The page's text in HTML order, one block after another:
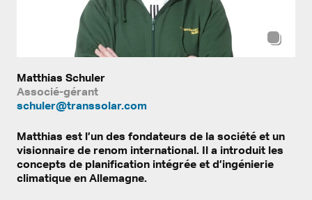
Matthias Schuler
Associé-gérant
schuler@transsolar.com
Matthias est l’un des fondateurs de la société et un
visionnaire de renom international. Il a introduit les
concepts de planification intégrée et d’ingénierie
climatique en Allemagne.